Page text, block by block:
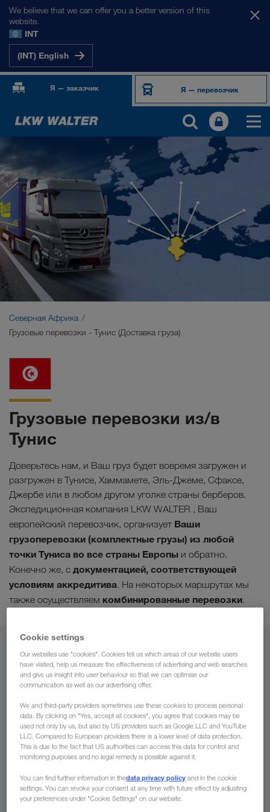
We believe that we can offer you a better version of this
website.
INT
(INT) English
Я — заказчик Я — перевозчик
НАШИ РЫНКИ
Европа
Центральная Азия
Россия
Ближний Восток
Северная Африка
Северная Африка
Грузовые перевозки - Тунис (Доставка груза)
Грузовые перевозки из/в
Тунис
Доверьтесь нам, и Ваш груз будет вовремя загружен и
разгружен в Тунисе, Хаммамете, Эль-Джеме, Сфаксе,
Джербе или в любом другом уголке страны берберов.
Экспедиционная компания LKW WALTER , Ваш
европейский перевозчик, организует Ваши
грузоперевозки (комплектные грузы) из любой
точки Туниса во все страны Европы и обратно.
Конечно же, с документацией, соответствующей
условиям аккредитива. На некоторых маршрутах мы
также осуществляем комбинированные перевозки.
Из
Молдавия
Страна
Cookie settings
Our websites use "cookies". Cookies tell us which areas of our website users
have visited, help us measure the effectiveness of advertising and web searches
and give us insight into user behaviour so that we can optimise our
communication as well as our advertising offer.
We and third-party providers sometimes use these cookies to process personal
data. By clicking on "Yes, accept all cookies", you agree that cookies may be
used not only by us, but also by US providers such as Google LLC and YouTube
LLC. Compared to European providers there is a lower level of data protection.
This is due to the fact that US authorities can access this data for control and
monitoring purposes and no legal remedy is possible against it.
You can find further information in thedata privacy policy and in the cookie
settings. You can revoke your consent at any time with future effect by adjusting
your preferences under "Cookie Settings" on our website.